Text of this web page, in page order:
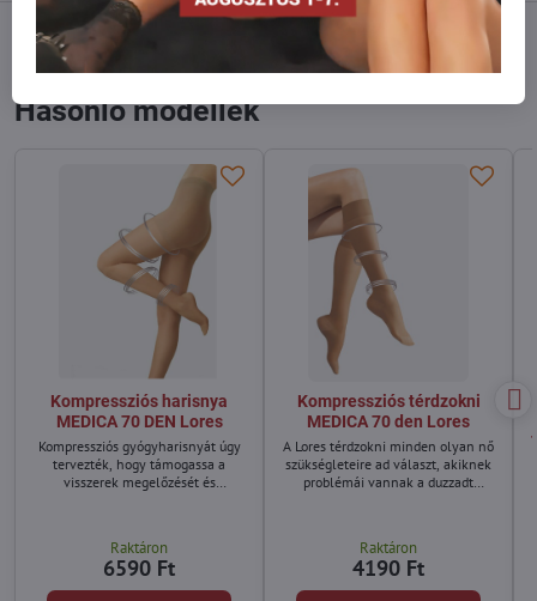
Facebook Reddit LinkedIn WhatsApp
mail
Hasonló modellek
Kompressziós harisnya
MEDICA 70 DEN Lores
Kompressziós gyógyharisnyát úgy
tervezték, hogy támogassa a
visszerek megelőzését és
Raktáron
6590 Ft
Kompressziós térdzokni
MEDICA 70 den Lores
A Lores térdzokni minden olyan nő
szükségleteire ad választ, akiknek
problémái vannak a duzzadt
Raktáron
4190 Ft